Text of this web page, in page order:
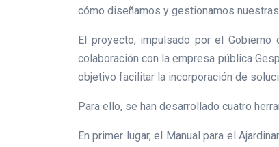
cómo diseñamos y gestionamos
El proyecto, impulsado por el
colaboración con la empresa pública
objetivo facilitar la incorporación de
Para ello, se han desarrollado cuatro
En primer lugar, el Manual para el